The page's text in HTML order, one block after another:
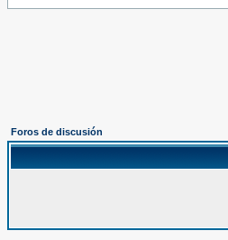
Foros de discusión